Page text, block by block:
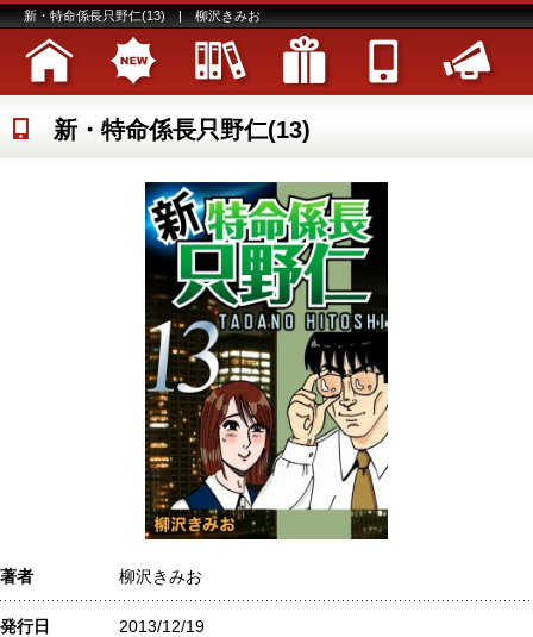
新・特命係長只野仁(13) | 柳沢きみお
新・特命係長只野仁(13)
著者 柳沢きみお
発行日 2013/12/19